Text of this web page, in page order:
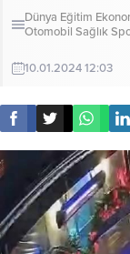
Dünya Eğitim
Otomobil Sağlık
10.01.2024 12:03